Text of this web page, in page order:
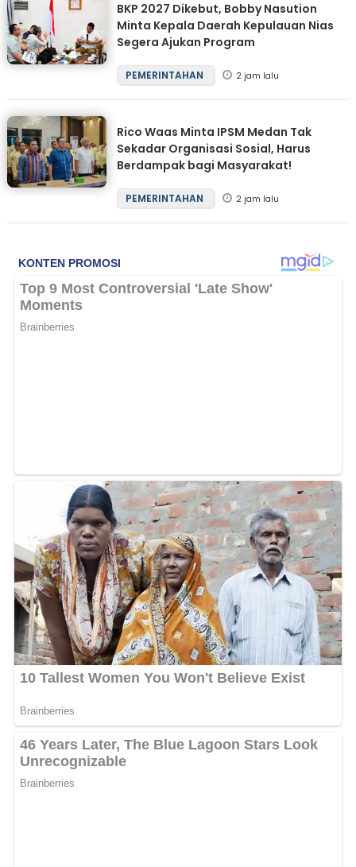
BKP 2027 Dikebut, Bobby Nasution
Minta Kepala Daerah Kepulauan Nias
Segera Ajukan Program
PEMERINTAHAN 2 jam lalu
Rico Waas Minta IPSM Medan Tak
Sekadar Organisasi Sosial, Harus
Berdampak bagi Masyarakat!
PEMERINTAHAN 2 jam lalu